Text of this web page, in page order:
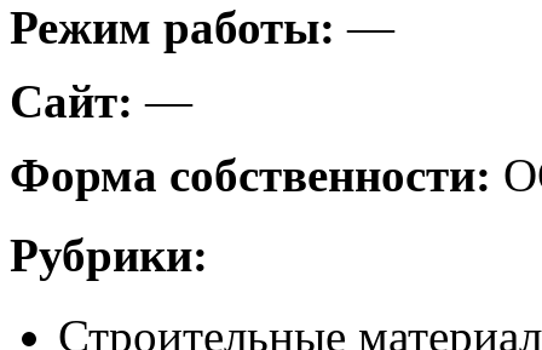
Режим работы:—
Сайт:—
Форма собственности:
Рубрики:
Строительные